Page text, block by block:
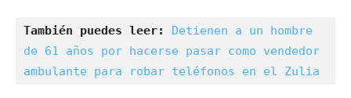
También puedes leer:
Detienen a un hombre
de 61 años por hacerse pasar como vendedor
ambulante para robar teléfonos en el Zulia